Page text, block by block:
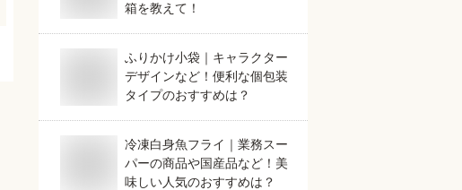
箱を教えて！
ふりかけ小袋｜キャラクター
デザインなど！便利な個包装
タイプのおすすめは？
冷凍白身魚フライ｜業務スー
パーの商品や国産品など！美
味しい人気のおすすめは？